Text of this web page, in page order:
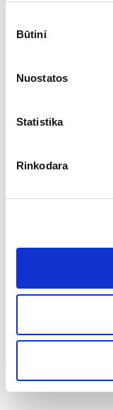
pasirinkimas
Būtini
Nuostatos
Statistika
Rinkodara